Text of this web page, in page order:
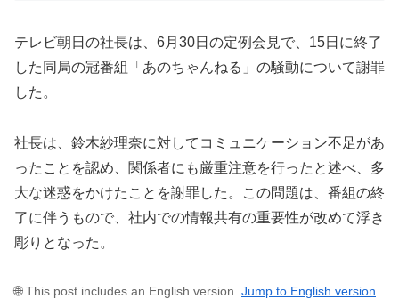
テレビ朝日の社長は、6月30日の定例会見で、15日に終了
した同局の冠番組「あのちゃんねる」の騒動について謝罪
した。
社長は、鈴木紗理奈に対してコミュニケーション不足があ
ったことを認め、関係者にも厳重注意を行ったと述べ、多
大な迷惑をかけたことを謝罪した。この問題は、番組の終
了に伴うもので、社内での情報共有の重要性が改めて浮き
彫りとなった。
🌐 This post includes an English version. Jump to English version